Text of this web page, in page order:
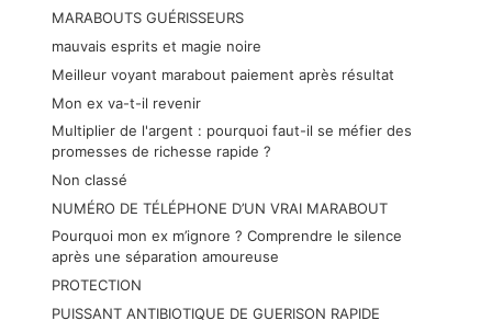
MARABOUTS GUÉRISSEURS
mauvais esprits et magie noire
Meilleur voyant marabout paiement après résultat
Mon ex va-t-il revenir
Multiplier de l'argent : pourquoi faut-il se méfier des
promesses de richesse rapide ?
Non classé
NUMÉRO DE TÉLÉPHONE D’UN VRAI MARABOUT
Pourquoi mon ex m’ignore ? Comprendre le silence
après une séparation amoureuse
PROTECTION
PUISSANT ANTIBIOTIQUE DE GUERISON RAPIDE